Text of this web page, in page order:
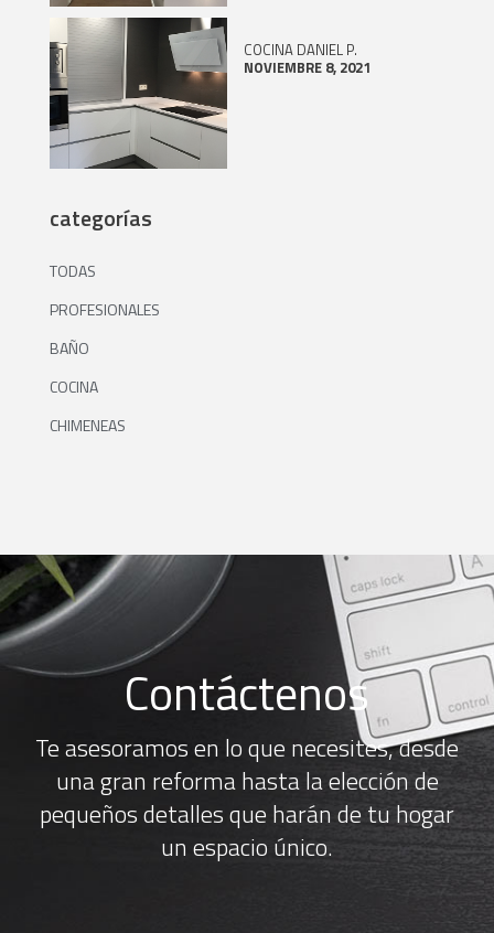
COCINA DANIEL P.
NOVIEMBRE 8, 2021
categorías
TODAS
PROFESIONALES
BAÑO
COCINA
CHIMENEAS
Contáctenos
Te asesoramos en lo que necesites, desde
una gran reforma hasta la elección de
pequeños detalles que harán de tu hogar
un espacio único.